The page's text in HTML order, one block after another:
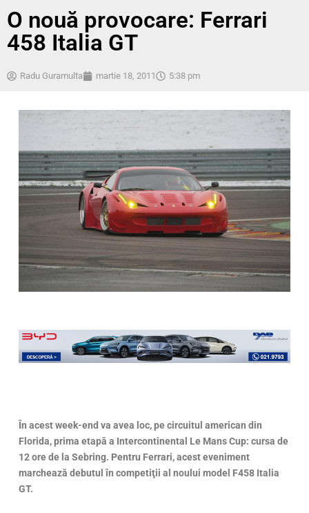
O nouă provocare: Ferrari
458 Italia GT
Radu Guramulta martie 18, 2011 5:38 pm
În acest week-end va avea loc, pe circuitul american din
Florida, prima etapă a Intercontinental Le Mans Cup: cursa de
12 ore de la Sebring. Pentru Ferrari, acest eveniment
marchează debutul în competiţii al noului model F458 Italia
GT.